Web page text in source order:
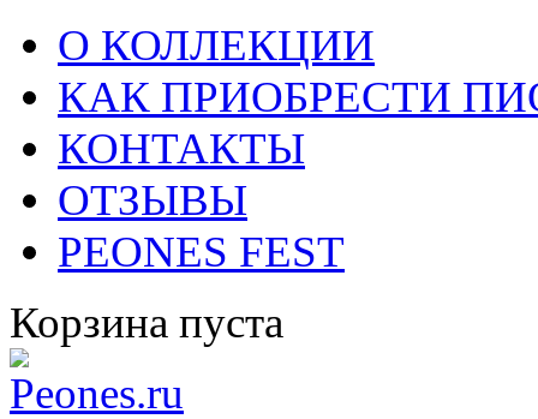
О КОЛЛЕКЦИИ
КАК ПРИОБРЕСТИ
КОНТАКТЫ
ОТЗЫВЫ
PEONES FEST
Корзина пуста